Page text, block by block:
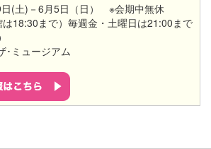
日(土)－6月5日（日） ※会期中無休
18:30まで）毎週金・土曜日は21:00まで
･ミュージアム